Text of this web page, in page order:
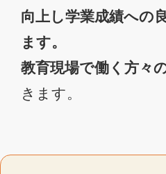
向上し学業成績への
ます。
教育現場で働く方々
きます。